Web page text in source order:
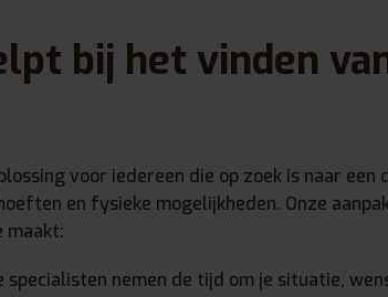
bij het vinden
voor iedereen die op zoek is naar
en fysieke mogelijkheden. Onze
maakt:
specialisten nemen de tijd om je situatie,